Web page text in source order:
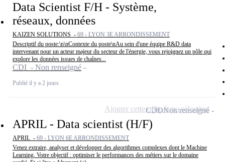
Data Scientist F/H - Système,
réseaux, données
KAIZEN SOLUTIONS - 69 - LYON 3E ARRONDISSEMENT
Descriptif du poste:\n\nContexte du poste\nAu sein d'une équipe R&D data
intervenant pour un acteur majeur du secteur de l'énergie, vous rejoignez un pôle qui
explore les données issues de chaînes...
CDI - Non renseigné
Publié il y a 2 jours
APRIL - Data scientist (H/F)
APRIL - 69 - LYON 6E ARRONDISSEMENT
Venez extraire, analyser et développer des algorithmes complexes dont le Machine
Learning. Votre objectif : optimiser le performances des métiers sur le domaine
CDDNon renseigné
Ajouter cette offre à ma sélection